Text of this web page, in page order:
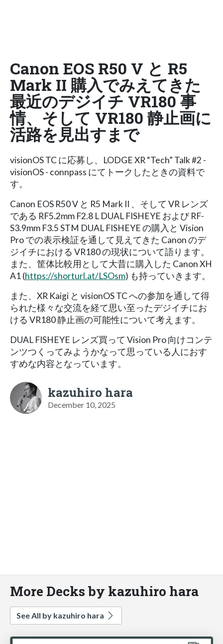
Canon EOS R50 V と R5
Mark II 購入でみえてきた
最近のデジイチ VR180 事
情、そして VR180 静止画に
活路を見出すまで
visionOS TC に応募し、LODGE XR “Tech” Talk #2 -
visionOS - connpass にてトークしたときの資料で
す。
Canon EOS R50 V と R5 Mark II 、そして VR レンズ
である RF5.2mm F2.8 L DUAL FISHEYE および RF-
S3.9mm F3.5 STM DUAL FISHEYE の購入と Vision
Pro での表示検証を通して見えてきた Canon のデ
ジイチにおける VR180 の現状について語ります。
また、筐体比較用として大昔に購入した Canon XH
A1 (https://shorturl.at/LSOsm) も持っていきます。
また、XR Kaigi と visionOS TC への参加を通して得
られた様々な交流を経て思い至ったデジイチにお
ける VR180 静止画の可能性について考えます。
DUAL FISHEYE レンズ買って Vision Pro 向けコンテ
ンツつくってみようかなって思っている人におす
すめな内容となっています。
kazuhiro hara
December 10, 2025
More Decks by kazuhiro hara
See All by kazuhiro hara